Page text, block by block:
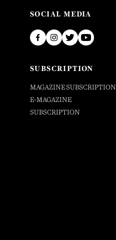
SOCIAL MEDIA
SUBSCRIPTION
MAGAZINE SUBSCRIPTION
E-MAGAZINE
SUBSCRIPTION